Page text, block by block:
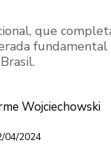
que
fundamental
Wojciechowski
04/2024